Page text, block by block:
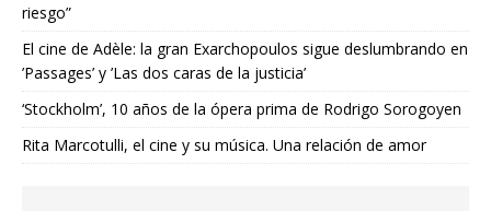
riesgo”
El cine de Adèle: la gran Exarchopoulos sigue deslumbrando en
’Passages’ y ’Las dos caras de la justicia’
‘Stockholm’, 10 años de la ópera prima de Rodrigo Sorogoyen
Rita Marcotulli, el cine y su música. Una relación de amor